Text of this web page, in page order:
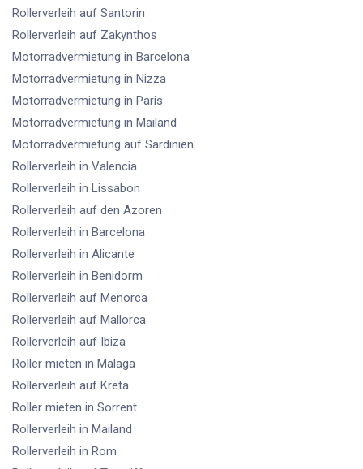
Rollerverleih auf Santorin
Rollerverleih auf Zakynthos
Motorradvermietung in Barcelona
Motorradvermietung in Nizza
Motorradvermietung in Paris
Motorradvermietung in Mailand
Motorradvermietung auf Sardinien
Rollerverleih in Valencia
Rollerverleih in Lissabon
Rollerverleih auf den Azoren
Rollerverleih in Barcelona
Rollerverleih in Alicante
Rollerverleih in Benidorm
Rollerverleih auf Menorca
Rollerverleih auf Mallorca
Rollerverleih auf Ibiza
Roller mieten in Malaga
Rollerverleih auf Kreta
Roller mieten in Sorrent
Rollerverleih in Mailand
Rollerverleih in Rom